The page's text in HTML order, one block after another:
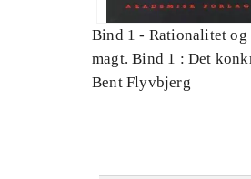
Bind 1 - Rationalitet og
magt. Bind 1 : Det
videnskab
Bent Flyvbjerg